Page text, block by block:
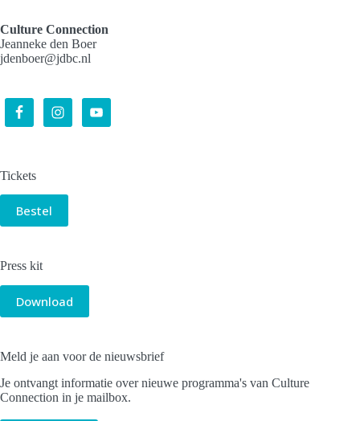
Culture Connection
Jeanneke den Boer
jdenboer@jdbc.nl
Tickets
Bestel
Press kit
Download
Meld je aan voor de nieuwsbrief
Je ontvangt informatie over nieuwe programma's van Culture
Connection in je mailbox.